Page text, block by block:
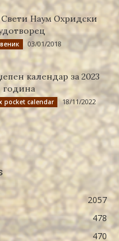
Наум Охридски
03/01/2018
календар за 2023
година
pocket calendar 18/11/2022
2057
478
470